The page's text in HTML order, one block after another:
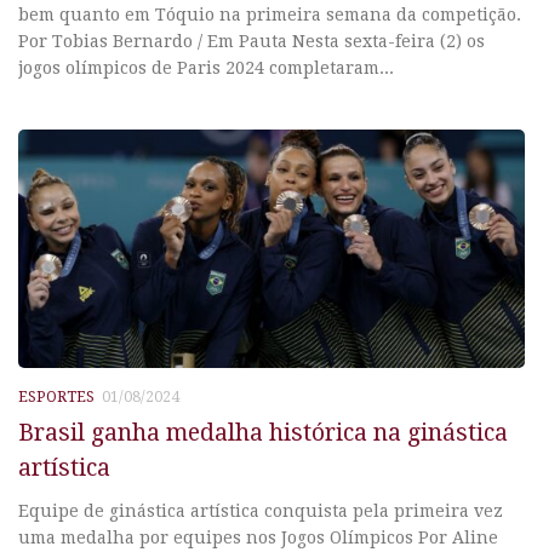
bem quanto em Tóquio na primeira semana da competição.
Por Tobias Bernardo / Em Pauta Nesta sexta-feira (2) os
jogos olímpicos de Paris 2024 completaram...
ESPORTES 01/08/2024
Brasil ganha medalha histórica na ginástica
artística
Equipe de ginástica artística conquista pela primeira vez
uma medalha por equipes nos Jogos Olímpicos Por Aline